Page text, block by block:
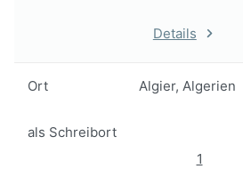
Details
Ort Algier, Algerien
als Schreibort
1